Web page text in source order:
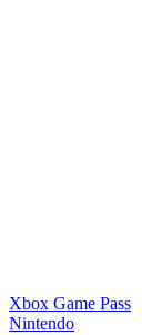
Xbox Game Pass
Nintendo